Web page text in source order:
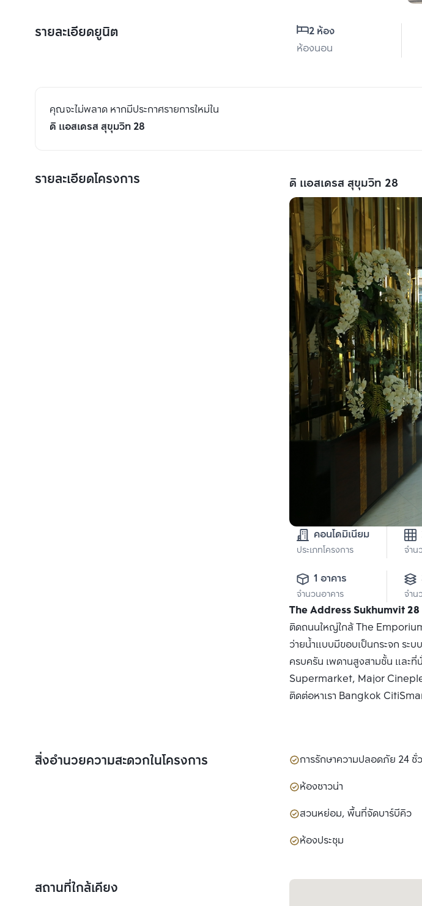
รายละเอียดยูนิต
2 ห้อง
ห้องนอน
คุณจะไม่พลาด หากมีประกาศรายการใหม่ใน
ดิ แอสเดรส สุขุมวิท 28
รายละเอียดโครงการ ดิ แอสเดรส สุขุมวิท 28
คอนโดมิเนียม
ประเภทโครงการ จำน
1 อาคาร
จำนวนอาคาร จำน
The Address Sukhumvit 28
ติดถนนใหญ่ใกล้ The
ว่ายน้ำแบบมีขอบเป็นกระจก ระ
ครบครัน เพดานสูงสามชั้น และ
Supermarket, Major
ติดต่อหาเรา Bangkok
สิ่งอำนวยความสะดวกในโครงการ การรักษาความปลอดภัย 24 ชั่
ห้องซาวน่า
สวนหย่อม, พื้นที่จัดบาร์บีคิว
ห้องประชุม
สถานที่ใกล้เคียง